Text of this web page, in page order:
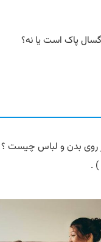
پاک است یا نه؟
روی بدن و لباس چیست ؟
.